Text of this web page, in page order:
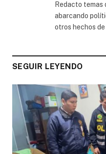
Redacto temas
abarcando
otros hechos
SEGUIR LEYENDO